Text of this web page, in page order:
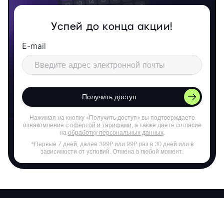
Успей до конца акции!
E-mail
Получить доступ
Нажимая на кнопку «Получить доступ» вы подтверждаете
ознакомление с офертой и тарифами , а также даете согласие
на обработку персональных данных.
*Первые 7 дней, далее 399₽ или 99₽ раз в 30 дней или в
зависимости от условий. Отмена в любой момент.